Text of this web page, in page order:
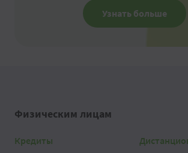
Узнать больше
Физическим лицам
Кредиты